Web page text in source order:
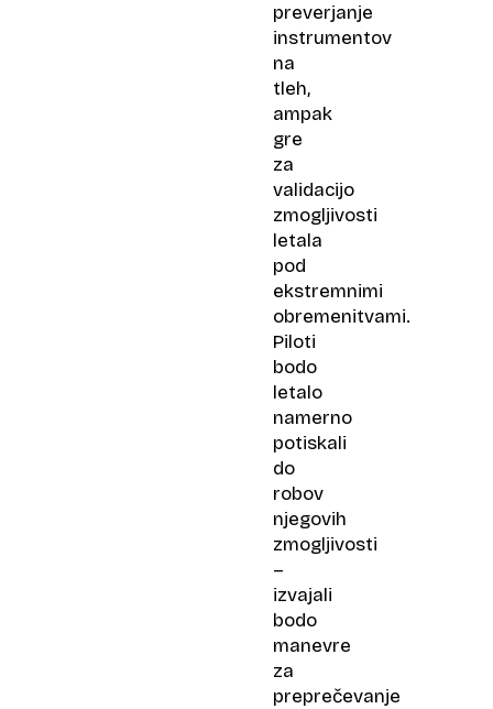
preverjanje
instrumentov
na
tleh,
ampak
gre
za
validacijo
zmogljivosti
letala
pod
ekstremnimi
obremenitvami.
Piloti
bodo
letalo
namerno
potiskali
do
robov
njegovih
zmogljivosti
–
izvajali
bodo
manevre
za
preprečevanje